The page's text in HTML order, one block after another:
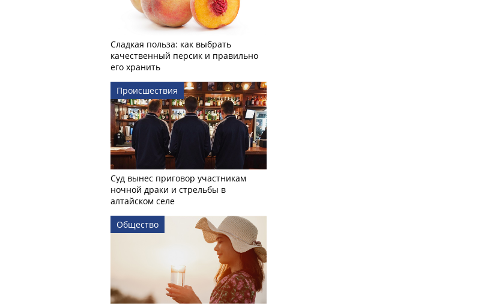
Сладкая польза: как выбрать
качественный персик и правильно
его хранить
Происшествия
Суд вынес приговор участникам
ночной драки и стрельбы в
алтайском селе
Общество